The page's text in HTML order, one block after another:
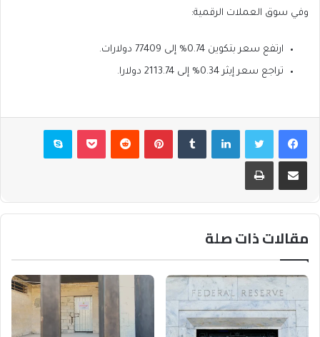
وفي سوق العملات الرقمية:
ارتفع سعر بتكوين 0.74% إلى 77409 دولارات.
تراجع سعر إيثر 0.34% إلى 2113.74 دولارا.
فيسبوكتويتر لينكدإن بينتيريست بوكيت سكايب
مشاركة عبر البريد طباعة
مقالات ذات صلة